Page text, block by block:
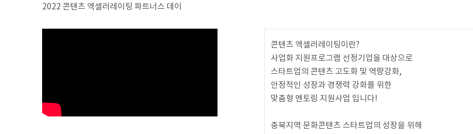
2022 콘텐츠 엑셀러레이팅 파트너스 데이
콘텐츠 엑셀러레이팅이란?
사업화 지원프로그램 선정기업을 대상으로
스타트업의 콘텐츠 고도화 및 역량강화,
안정적인 성장과 경쟁력 강화를 위한
맞춤형 멘토링 지원사업 입니다!
충북지역 문화콘텐츠 스타트업의 성장을 위해